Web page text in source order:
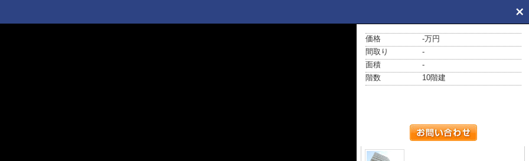
価格
-万円
間取り
-
面積
-
階数
10階建